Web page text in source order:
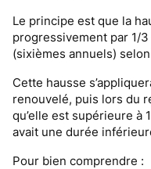
Le principe est que la
progressivement par 1/
(sixièmes annuels)
Cette hausse
renouvelé, puis lors du
qu’elle est supérieure à
avait une durée
Pour bien comprendre :